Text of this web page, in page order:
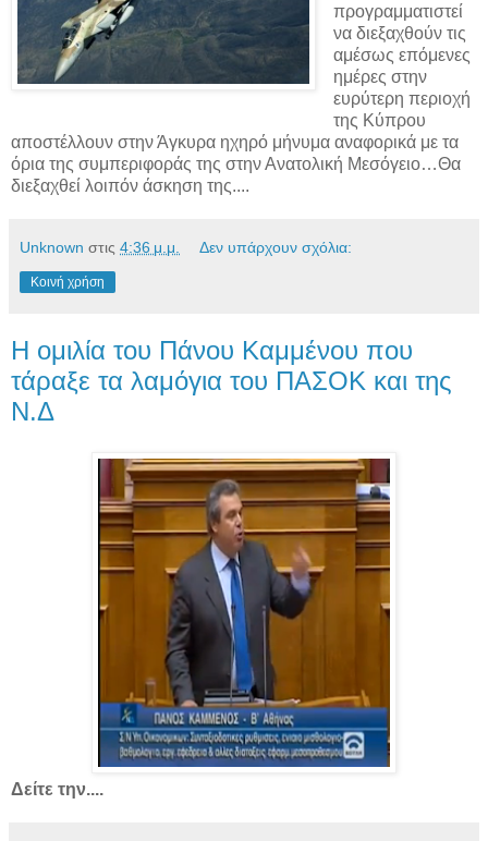
προγραμματιστεί
να διεξαχθούν τις
αμέσως επόμενες
ημέρες στην
ευρύτερη περιοχή
της Κύπρου
αποστέλλουν στην Άγκυρα ηχηρό μήνυμα αναφορικά με τα
όρια της συμπεριφοράς της στην Ανατολική Μεσόγειο…Θα
διεξαχθεί λοιπόν άσκηση της....
Unknown στις 4:36 μ.μ. Δεν υπάρχουν σχόλια:
Κοινή χρήση
Η ομιλία του Πάνου Καμμένου που
τάραξε τα λαμόγια του ΠΑΣΟΚ και της
Ν.Δ
Δείτε την....